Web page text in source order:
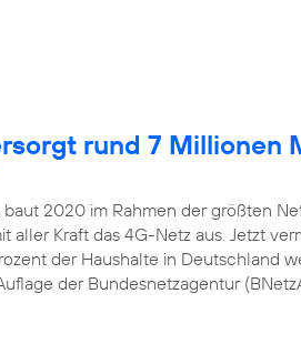
rund 7 Millionen
baut 2020 im Rahmen der größten
aller Kraft das 4G-Netz aus. Jetzt
der Haushalte in Deutschland
der Bundesnetzagentur